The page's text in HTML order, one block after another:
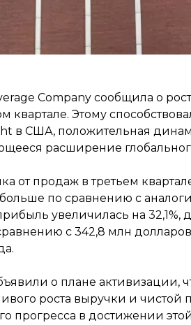
Company сообщила о
Этому
в США, положительная
расширение
от продаж в третьем
по сравнению с
увеличилась на 32,1%,
с 342,8 млн долларов
о плане активизации,
роста выручки и
прогресса в достижении